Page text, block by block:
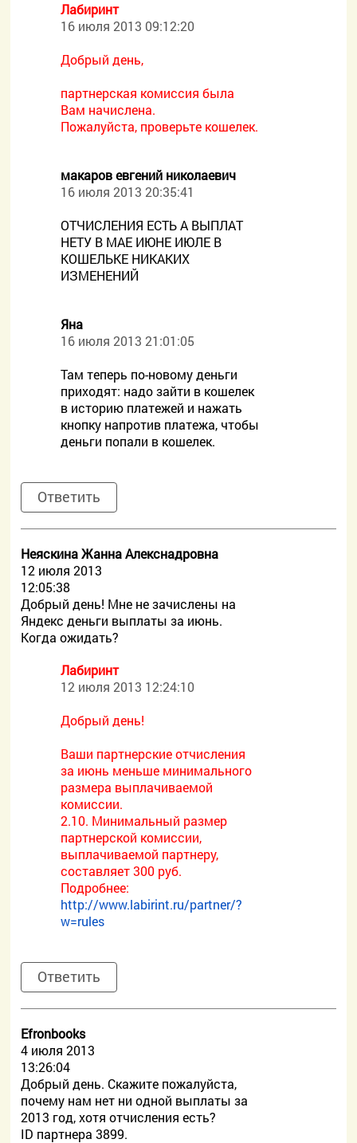
Лабиринт
16 июля 2013 09:12:20
Добрый день,
партнерская комиссия была
Вам начислена.
Пожалуйста, проверьте кошелек.
макаров евгений николаевич
16 июля 2013 20:35:41
ОТЧИСЛЕНИЯ ЕСТЬ А ВЫПЛАТ
НЕТУ В МАЕ ИЮНЕ ИЮЛЕ В
КОШЕЛЬКЕ НИКАКИХ
ИЗМЕНЕНИЙ
Яна
16 июля 2013 21:01:05
Там теперь по-новому деньги
приходят: надо зайти в кошелек
в историю платежей и нажать
кнопку напротив платежа, чтобы
деньги попали в кошелек.
Ответить
Неяскина Жанна Алекснадровна
12 июля 2013
12:05:38
Добрый день! Мне не зачислены на
Яндекс деньги выплаты за июнь.
Когда ожидать?
Лабиринт
12 июля 2013 12:24:10
Добрый день!
Ваши партнерские отчисления
за июнь меньше минимального
размера выплачиваемой
комиссии.
2.10. Минимальный размер
партнерской комиссии,
выплачиваемой партнеру,
составляет 300 руб.
Подробнее:
http://www.labirint.ru/partner/?
w=rules
Ответить
Efronbooks
4 июля 2013
13:26:04
Добрый день. Скажите пожалуйста,
почему нам нет ни одной выплаты за
2013 год, хотя отчисления есть?
ID партнера 3899.